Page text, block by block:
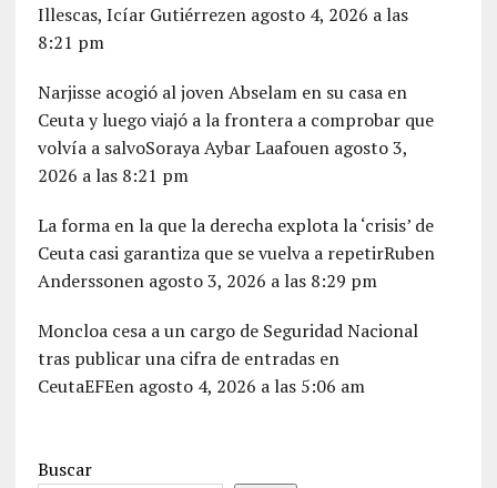
Illescas, Icíar Gutiérrezen agosto 4, 2026 a las
8:21 pm
Narjisse acogió al joven Abselam en su casa en
Ceuta y luego viajó a la frontera a comprobar que
volvía a salvoSoraya Aybar Laafouen agosto 3,
2026 a las 8:21 pm
La forma en la que la derecha explota la ‘crisis’ de
Ceuta casi garantiza que se vuelva a repetirRuben
Anderssonen agosto 3, 2026 a las 8:29 pm
Moncloa cesa a un cargo de Seguridad Nacional
tras publicar una cifra de entradas en
CeutaEFEen agosto 4, 2026 a las 5:06 am
Buscar